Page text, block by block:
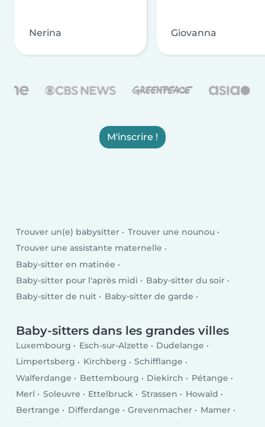
Nerina Giovanna
M'inscrire !
Trouver un(e) babysitter
Trouver une nounou
Trouver une assistante maternelle
Baby-sitter en matinée
Baby-sitter pour l'après midi
Baby-sitter du soir
Baby-sitter de nuit
Baby-sitter de garde
Baby-sitter après l'école
En semaine Le week-end
Baby-sitters dans les grandes villes
Luxembourg Esch-sur-Alzette
Dudelange
Limpertsberg
Kirchberg
Schifflange
Walferdange
Bettembourg Diekirch
Pétange
Merl
Soleuvre Ettelbruck Strassen
Howald
Bertrange
Differdange Grevenmacher
Mamer